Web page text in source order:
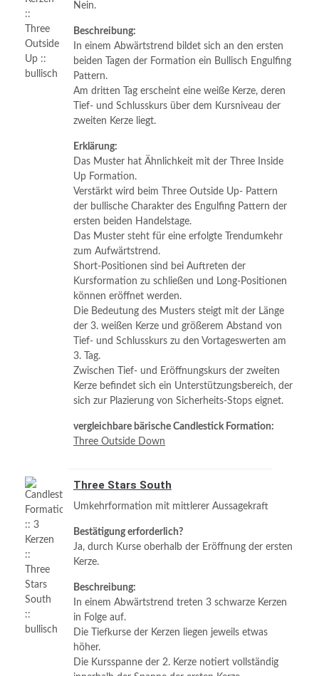
Nein.
Beschreibung:
In einem Abwärtstrend bildet sich an den ersten
beiden Tagen der Formation ein Bullisch Engulfing
Pattern.
Am dritten Tag erscheint eine weiße Kerze, deren
Tief- und Schlusskurs über dem Kursniveau der
zweiten Kerze liegt.
Erklärung:
Das Muster hat Ähnlichkeit mit der Three Inside
Up Formation.
Verstärkt wird beim Three Outside Up- Pattern
der bullische Charakter des Engulfing Pattern der
ersten beiden Handelstage.
Das Muster steht für eine erfolgte Trendumkehr
zum Aufwärtstrend.
Short-Positionen sind bei Auftreten der
Kursformation zu schließen und Long-Positionen
können eröffnet werden.
Die Bedeutung des Musters steigt mit der Länge
der 3. weißen Kerze und größerem Abstand von
Tief- und Schlusskurs zu den Vortageswerten am
3. Tag.
Zwischen Tief- und Eröffnungskurs der zweiten
Kerze befindet sich ein Unterstützungsbereich, der
sich zur Plazierung von Sicherheits-Stops eignet.
vergleichbare bärische Candlestick Formation:
Three Outside Down
Three Stars South
Umkehrformation mit mittlerer Aussagekraft
Bestätigung erforderlich?
Ja, durch Kurse oberhalb der Eröffnung der ersten
Kerze.
Beschreibung:
In einem Abwärtstrend treten 3 schwarze Kerzen
in Folge auf.
Die Tiefkurse der Kerzen liegen jeweils etwas
höher.
Die Kursspanne der 2. Kerze notiert vollständig